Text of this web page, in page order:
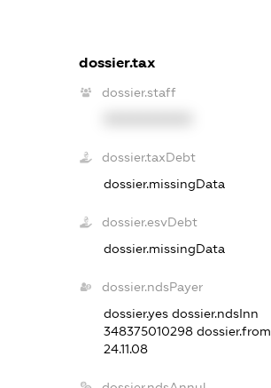
dossier.tax
dossier.staff
dossier.taxDebt
dossier.missingData
dossier.esvDebt
dossier.missingData
dossier.ndsPayer
dossier.yes dossier.ndsInn
348375010298 dossier.from
24.11.08